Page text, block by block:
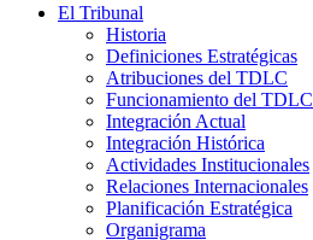
El Tribunal
Historia
Definiciones Estratégicas
Atribuciones del TDLC
Funcionamiento del TDLC
Integración Actual
Integración Histórica
Actividades Institucionales
Relaciones Internacionales
Planificación Estratégica
Organigrama